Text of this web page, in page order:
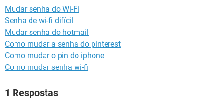
Mudar senha do Wi-Fi
Senha de wi-fi difícil
Mudar senha do hotmail
Como mudar a senha do pinterest
Como mudar o pin do iphone
Como mudar senha wi-fi
1 Respostas